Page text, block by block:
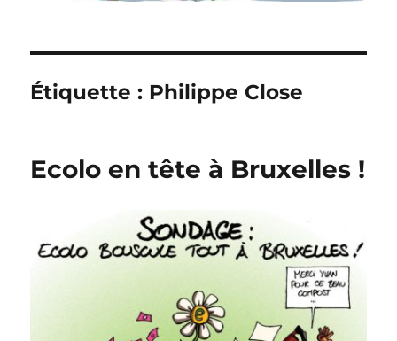
Étiquette : Philippe Close
Ecolo en tête à Bruxelles !